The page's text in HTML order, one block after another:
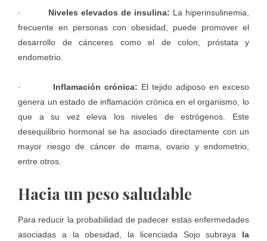
· Niveles elevados de insulina: La hiperinsulinemia,
frecuente en personas con obesidad, puede promover el
desarrollo de cánceres como el de colon, próstata y
endometrio.
· Inflamación crónica: El tejido adiposo en exceso
genera un estado de inflamación crónica en el organismo, lo
que a su vez eleva los niveles de estrógenos. Este
desequilibrio hormonal se ha asociado directamente con un
mayor riesgo de cáncer de mama, ovario y endometrio,
entre otros.
Hacia un peso saludable
Para reducir la probabilidad de padecer estas enfermedades
asociadas a la obesidad, la licenciada Sojo subraya la